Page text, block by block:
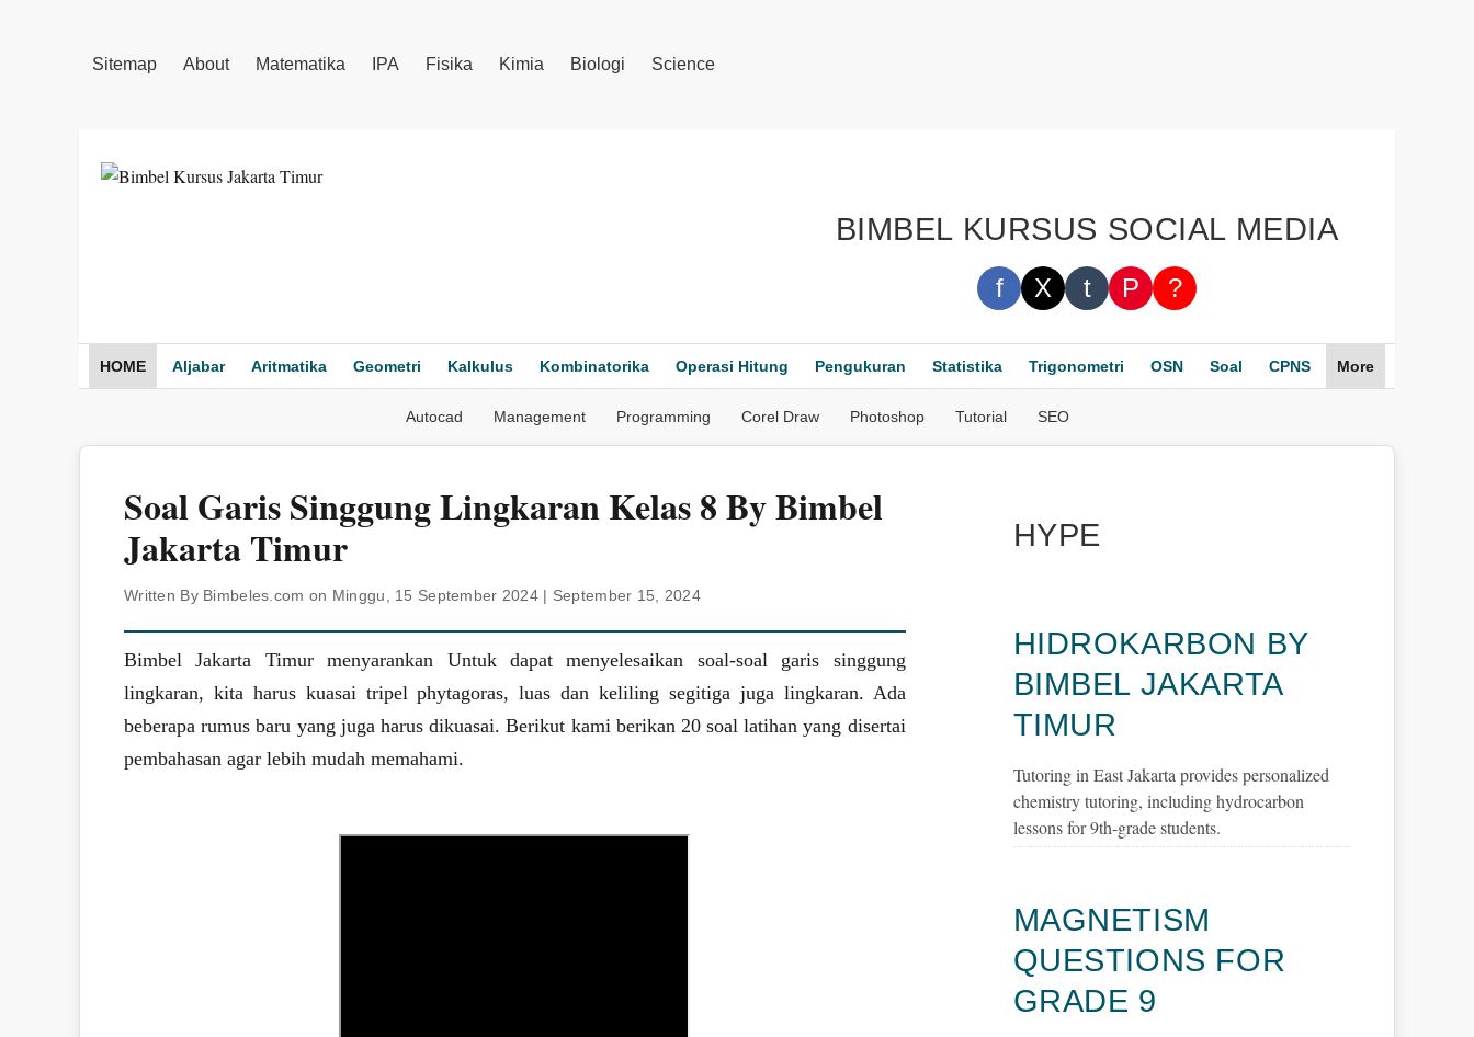
Sitemap About Matematika IPA Fisika Kimia Biologi Science
BIMBEL KURSUS SOCIAL MEDIA
f X t P ?
HOME Aljabar Aritmatika Geometri Kalkulus Kombinatorika Operasi Hitung Pengukuran Statistika Trigonometri OSN Soal CPNS More
Autocad Management Programming Corel Draw Photoshop Tutorial SEO
Soal Garis Singgung Lingkaran Kelas 8 By Bimbel
Jakarta Timur
Written By Bimbeles.com on Minggu, 15 September 2024 | September 15, 2024
Bimbel Jakarta Timur menyarankan Untuk dapat menyelesaikan soal-soal garis singgung
lingkaran, kita harus kuasai tripel phytagoras, luas dan keliling segitiga juga lingkaran. Ada
beberapa rumus baru yang juga harus dikuasai. Berikut kami berikan 20 soal latihan yang disertai
pembahasan agar lebih mudah memahami.
HYPE
HIDROKARBON BY
BIMBEL JAKARTA
TIMUR
Tutoring in East Jakarta provides personalized
chemistry tutoring, including hydrocarbon
lessons for 9th-grade students.
MAGNETISM
QUESTIONS FOR
GRADE 9